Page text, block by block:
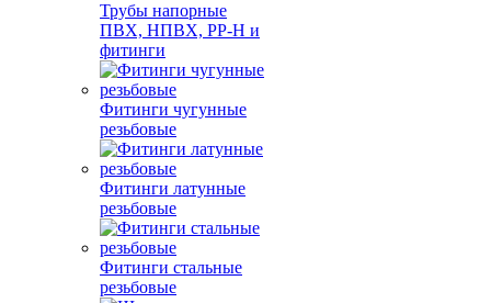
Трубы напорные
ПВХ, НПВХ, PP-H и
фитинги
Фитинги чугунные
резьбовые
Фитинги латунные
резьбовые
Фитинги стальные
резьбовые